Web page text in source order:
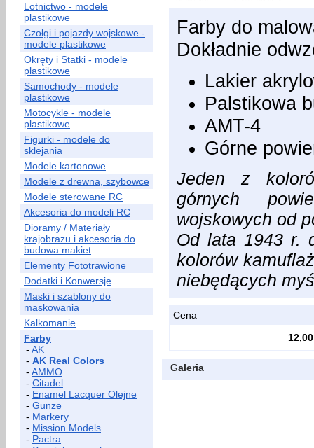
Lotnictwo - modele
plastikowe
Czołgi i pojazdy wojskowe -
modele plastikowe
Okręty i Statki - modele
plastikowe
Samochody - modele
plastikowe
Motocykle - modele
plastikowe
Figurki - modele do
sklejania
Modele kartonowe
Modele z drewna, szybowce
Modele sterowane RC
Akcesoria do modeli RC
Dioramy / Materiały
krajobrazu i akcesoria do
budowa makiet
Elementy Fototrawione
Dodatki i Konwersje
Maski i szablony do
maskowania
Kalkomanie
Farby
- AK
- AK Real Colors
- AMMO
- Citadel
- Enamel Lacquer Olejne
- Gunze
- Markery
- Mission Models
- Pactra
Farby do
Dokładnie
Lakier
Palstikowa
AMT-4
Górne
Jeden z
górnych
wojskowych od
Od lata 1943 r.
kolorów
niebędących
Cena
12,00
Galeria